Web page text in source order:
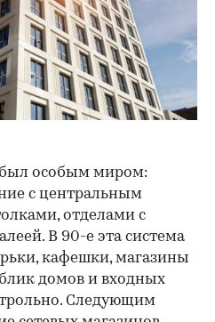
был особым миром:
с центральным
отделами с
В 90-е эта система
кафешки, магазины
домов и входных
Следующим